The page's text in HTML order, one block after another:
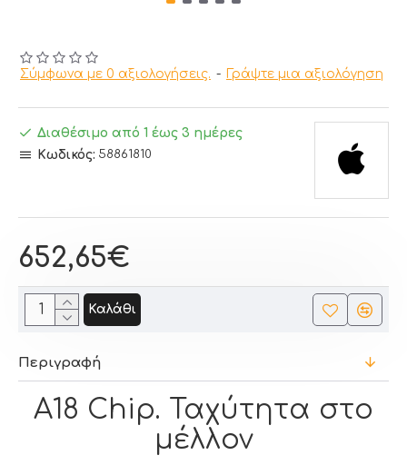
Σύμφωνα με 0 αξιολογήσεις. - Γράψτε μια αξιολόγηση
652,65€
Διαθέσιμο από 1 έως 3 ημέρες
Κωδικός: 58861810
Καλάθι
Περιγραφή
A18 Chip. Ταχύτητα στο
μέλλον